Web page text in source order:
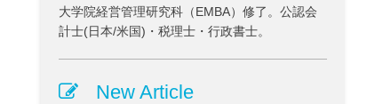
大学院経営管理研究科（EMBA）修了。公認会
計士(日本/米国)・税理士・行政書士。
New Article